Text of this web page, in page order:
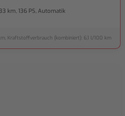
km, 136 PS, Automatik
Kraftstoffverbrauch (kombiniert): 6,1 l/100 km